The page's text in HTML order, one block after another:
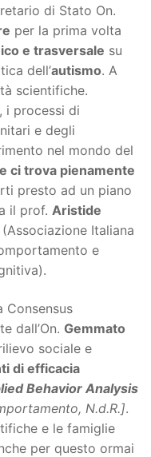
di Stato On.
per la prima volta
e trasversale su
dell’autismo. A
scientifiche.
i processi di
e degli
nel mondo del
ci trova pienamente
presto ad un piano
il prof. Aristide
(Associazione Italiana
e
Consensus
dall’On. Gemmato
sociale e
di efficacia
Behavior Analysis
N.d.R.].
e le famiglie
per questo ormai